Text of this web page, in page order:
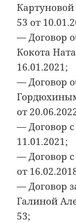
53 от
— Договор
Кокота
16.01.2021;
— Договор
от
— Договор
11.01.2021;
— Договор
от
— Договор
Галиной
53;